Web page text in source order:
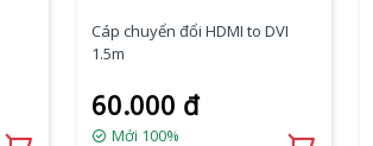
Cáp chuyển đổi HDMI to DVI
1.5m
60.000 đ
Mới 100%